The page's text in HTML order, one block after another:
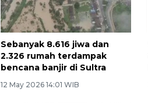
Sebanyak 8.616 jiwa dan
2.326 rumah terdampak
bencana banjir di Sultra
12 May 2026 14:01 WIB